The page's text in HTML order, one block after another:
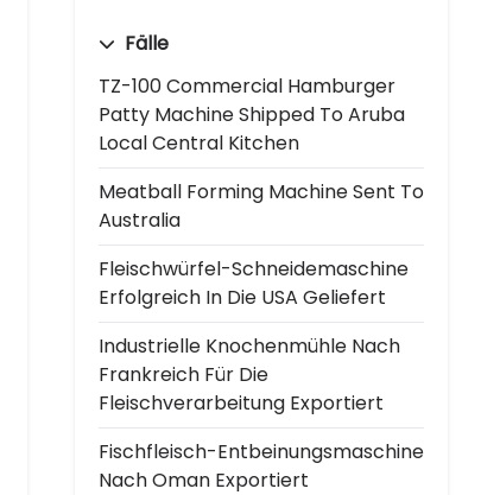
Fälle
TZ-100 Commercial Hamburger
Patty Machine Shipped To Aruba
Local Central Kitchen
Meatball Forming Machine Sent To
Australia
Fleischwürfel-Schneidemaschine
Erfolgreich In Die USA Geliefert
Industrielle Knochenmühle Nach
Frankreich Für Die
Fleischverarbeitung Exportiert
Fischfleisch-Entbeinungsmaschine
Nach Oman Exportiert